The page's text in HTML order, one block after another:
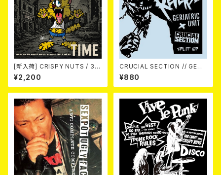
[新入荷] CRISPY NUTS / 30t
h Anniversary Vol.1 (7"EP)
¥2,200
CRUCIAL SECTION // GERI
ATRIC UNIT / Life In Rever
¥880